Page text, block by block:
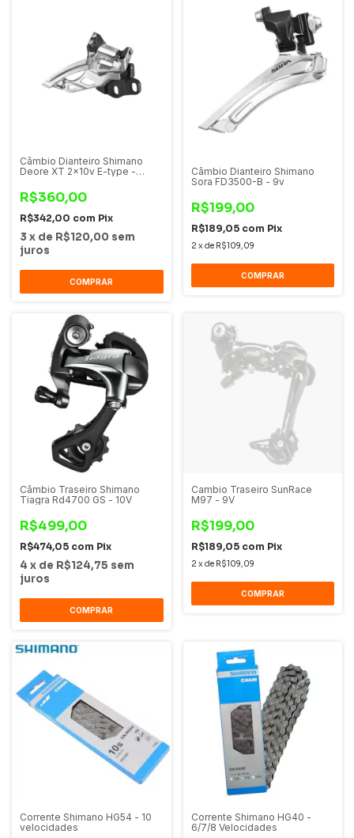
Câmbio Dianteiro Shimano
Deore XT 2x10v E-type -
R$360,00
R$342,00 com Pix
3 x de R$120,00 sem
juros
COMPRAR
Câmbio Dianteiro Shimano
Sora FD3500-B - 9v
R$199,00
R$189,05 com Pix
2 x de R$109,09
COMPRAR
Câmbio Traseiro Shimano
Tiagra Rd4700 GS - 10V
R$499,00
R$474,05 com Pix
4x de R$124,75 sem
juros
COMPRAR
Cambio Traseiro SunRace
M97 - 9V
R$199,00
R$189,05 com Pix
2 x de R$109,09
COMPRAR
Corrente Shimano HG54 - 10
velocidades
Corrente Shimano HG40 -
6/7/8 Velocidades